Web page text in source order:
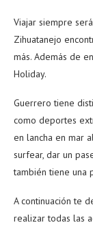
Viajar siempre
Zihuatanejo
más. Además de
Holiday.
Guerrero tiene
como deportes
en lancha en mar
surfear, dar un
también tiene una
A continuación te
realizar todas las